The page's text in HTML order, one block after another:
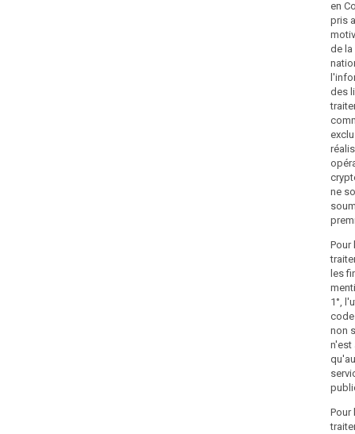
en
pris
de
des
ne
Pour
les
1°,
non
n'est
Pour